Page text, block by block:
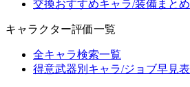
交換おすすめキャラ/装備まとめ
キャラクター評価一覧
全キャラ検索一覧
得意武器別キャラ/ジョブ早見表